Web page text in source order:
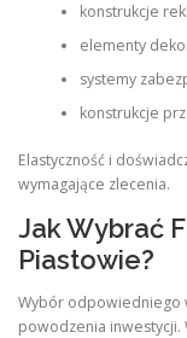
konstrukcje
elementy
systemy
konstrukcje
Elastyczność i
wymagające zlecenia.
Jak Wybrać
Piastowie?
Wybór odpowiedniego
powodzenia inwestycji.